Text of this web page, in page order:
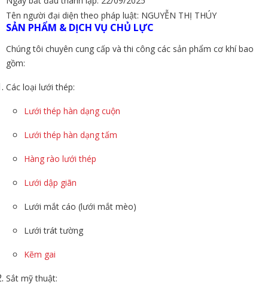
Tên người đại diện theo pháp luật: NGUYỄN THỊ THÚY
SẢN PHẨM & DỊCH VỤ CHỦ LỰC
Chúng tôi chuyên cung cấp và thi công các sản phẩm cơ khí bao
gồm:
Các loại lưới thép:
Lưới thép hàn dạng cuộn
Lưới thép hàn dạng tấm
Hàng rào lưới thép
Lưới dập giãn
Lưới mắt cáo (lưới mắt mèo)
Lưới trát tường
Kẽm gai
Sắt mỹ thuật: